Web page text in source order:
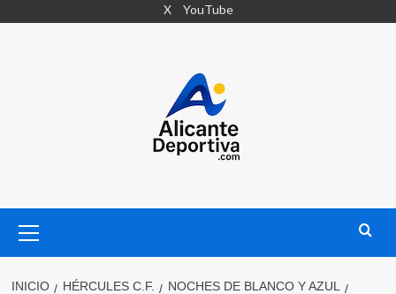
X YouTube
primario
INICIO HÉRCULES C.F.
NOCHES DE BLANCO Y AZUL